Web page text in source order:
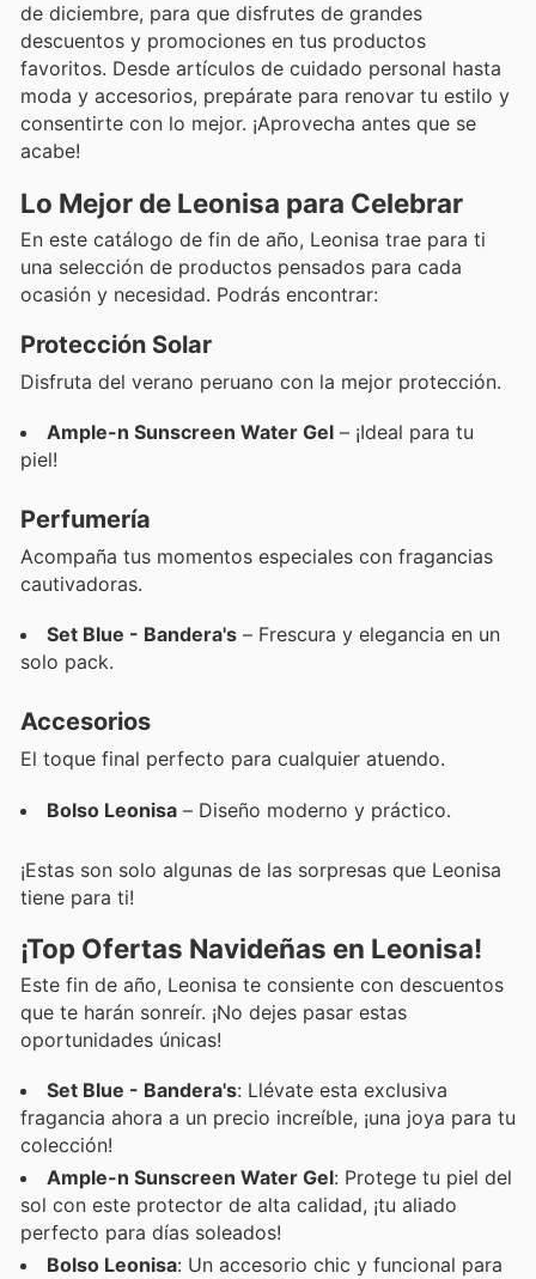
de diciembre, para que disfrutes de grandes
descuentos y promociones en tus productos
favoritos. Desde artículos de cuidado personal hasta
moda y accesorios, prepárate para renovar tu estilo y
consentirte con lo mejor. ¡Aprovecha antes que se
acabe!
Lo Mejor de Leonisa para Celebrar
En este catálogo de fin de año, Leonisa trae para ti
una selección de productos pensados para cada
ocasión y necesidad. Podrás encontrar:
Protección Solar
Disfruta del verano peruano con la mejor protección.
Ample-n Sunscreen Water Gel – ¡Ideal para tu
piel!
Perfumería
Acompaña tus momentos especiales con fragancias
cautivadoras.
Set Blue - Bandera's – Frescura y elegancia en un
solo pack.
Accesorios
El toque final perfecto para cualquier atuendo.
Bolso Leonisa – Diseño moderno y práctico.
¡Estas son solo algunas de las sorpresas que Leonisa
tiene para ti!
¡Top Ofertas Navideñas en Leonisa!
Este fin de año, Leonisa te consiente con descuentos
que te harán sonreír. ¡No dejes pasar estas
oportunidades únicas!
Set Blue - Bandera's: Llévate esta exclusiva
fragancia ahora a un precio increíble, ¡una joya para tu
colección!
Ample-n Sunscreen Water Gel: Protege tu piel del
sol con este protector de alta calidad, ¡tu aliado
perfecto para días soleados!
Bolso Leonisa: Un accesorio chic y funcional para